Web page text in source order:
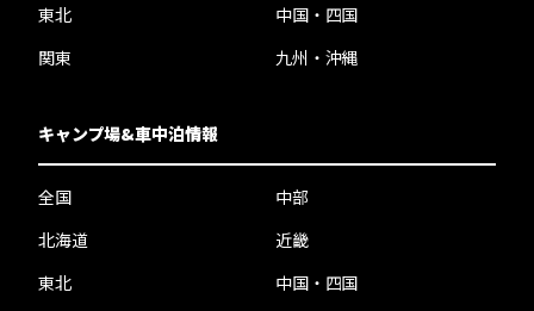
東北
関東
中国・四国
九州・沖縄
キャンプ場&車中泊情報
全国
北海道
東北
中部
近畿
中国・四国